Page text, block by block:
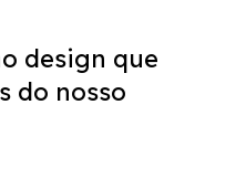
design que
do nosso